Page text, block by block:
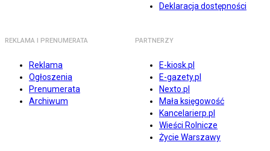
Deklaracja dostępności
REKLAMA I PRENUMERATA
Reklama
Ogłoszenia
Prenumerata
Archiwum
PARTNERZY
E-kiosk.pl
E-gazety.pl
Nexto.pl
Mała księgowość
Kancelarierp.pl
Wieści Rolnicze
Życie Warszawy